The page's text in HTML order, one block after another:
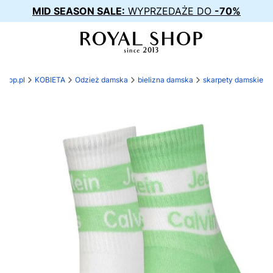
MID SEASON SALE: WYPRZEDAŻE DO -70%
KOBIETA Odzież damska bielizna damska skarpety damskie